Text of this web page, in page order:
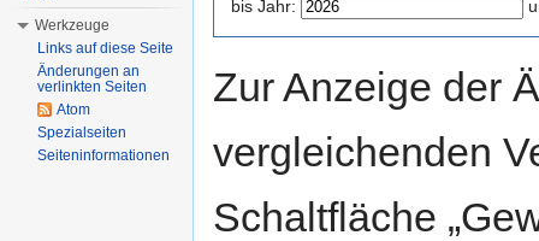
bis Jahr:
Zur Anzeige der
vergleichenden
Schaltfläche
Werkzeuge
Links auf diese Seite
Änderungen an
verlinkten Seiten
Atom
Spezialseiten
Seiteninformationen